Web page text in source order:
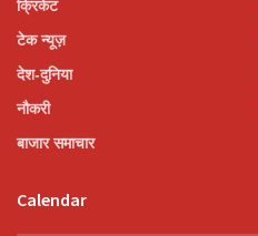
क्रिकेट
टेक न्यूज़
देश-दुनिया
नौकरी
बाजार समाचार
Calendar